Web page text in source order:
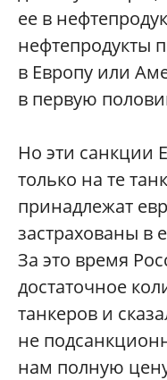
ее в
нефтепродукты
в Европу или
в первую
Но эти санкции
только на те
принадлежат
застрахованы в
За это время
достаточное
танкеров и
не
нам полную